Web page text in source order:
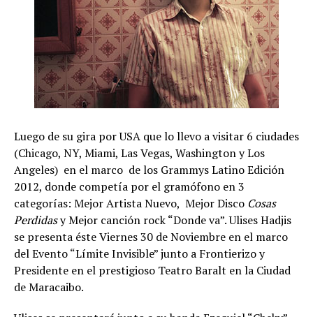
Luego de su gira por USA que lo llevo a visitar 6 ciudades
(Chicago, NY, Miami, Las Vegas, Washington y Los
Angeles) en el marco de los Grammys Latino Edición
2012, donde competía por el gramófono en 3
categorías: Mejor Artista Nuevo, Mejor Disco Cosas
Perdidasy Mejor canción rock “Donde va”. Ulises Hadjis
se presenta éste Viernes 30 de Noviembre en el marco
del Evento “Límite Invisible” junto a Frontierizo y
Presidente en el prestigioso Teatro Baralt en la Ciudad
de Maracaibo.